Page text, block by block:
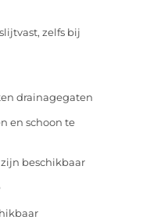
zelfs bij
drainagegaten
en schoon te
beschikbaar